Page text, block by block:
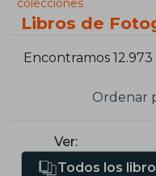
colecciones
Libros de
Encontramos
Ordenar
Ver:
Todos los